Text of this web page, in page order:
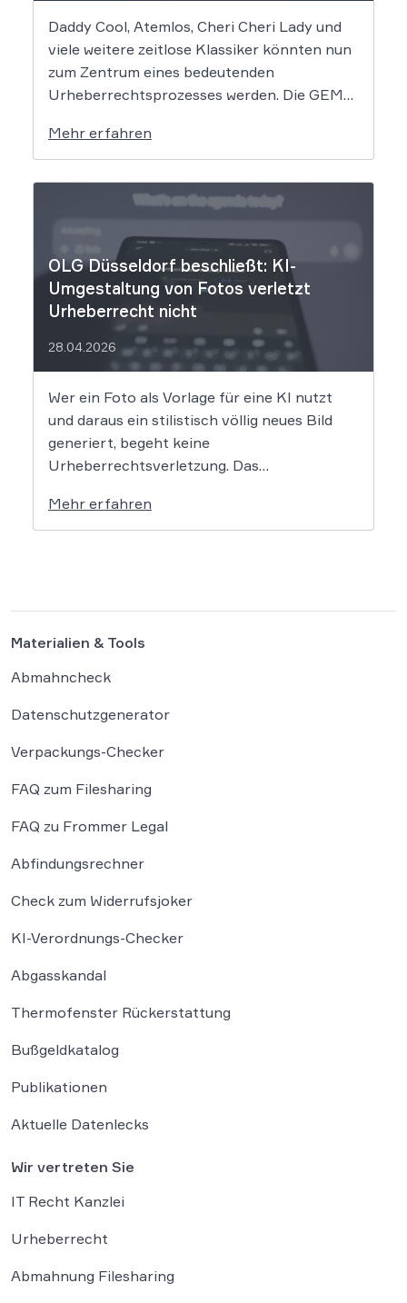
Daddy Cool, Atemlos, Cheri Cheri Lady und
viele weitere zeitlose Klassiker könnten nun
zum Zentrum eines bedeutenden
Urheberrechtsprozesses werden. Die GEMA
will die Rechte ihrer Mitglieder verteidigen.
Dem Unternehmen hinter der populären KI-
Musik-App werden massive
Urheberrechtsverletzungen vorgeworfen.
Mehr erfahren
OLG Düsseldorf beschließt: KI-
Umgestaltung von Fotos verletzt
Urheberrecht nicht
28.04.2026
Wer ein Foto als Vorlage für eine KI nutzt
und daraus ein stilistisch völlig neues Bild
generiert, begeht keine
Urheberrechtsverletzung. Das
dass bloße Bildmotive nicht geschützt sind
und eine KI-gestützte Umgestaltung zulässig
Mehr erfahren
Materialien & Tools
Abmahncheck
Datenschutzgenerator
Verpackungs-Checker
FAQ zum Filesharing
FAQ zu Frommer Legal
Abfindungsrechner
Check zum Widerrufsjoker
KI-Verordnungs-Checker
Abgasskandal
Thermofenster Rückerstattung
Bußgeldkatalog
Publikationen
Aktuelle Datenlecks
Wir vertreten Sie
IT Recht Kanzlei
Urheberrecht
Abmahnung Filesharing